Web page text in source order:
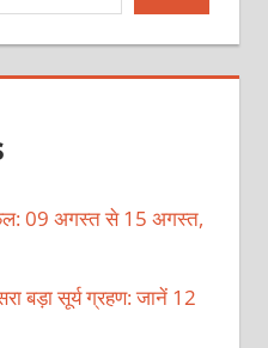
09 अगस्त से 15 अगस्त,
बड़ा सूर्य ग्रहण: जानें 12